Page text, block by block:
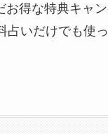
お得な特典キャ
占いだけでも使